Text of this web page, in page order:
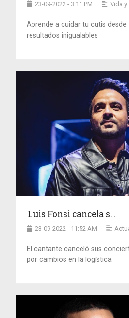
23-09-2022 - 3:11 PM Vida y
Aprende a cuidar tu cutis
resultados inigualables
Luis Fonsi cancela s...
23-09-2022 - 11:52 AM
El cantante canceló sus
por cambios en la logística